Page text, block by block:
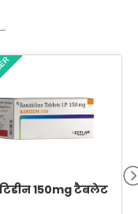
150mg टैबलेट